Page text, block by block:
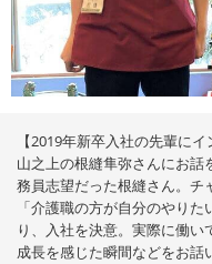
る
情
ィ
ア
【2019年新卒入社の先輩に
山之上の根縫隼弥さんにお
務員志望だった根縫さん。チ
「介護職の方が自分のやり
り、入社を決意。実際に働
成長を感じた瞬間などをお話